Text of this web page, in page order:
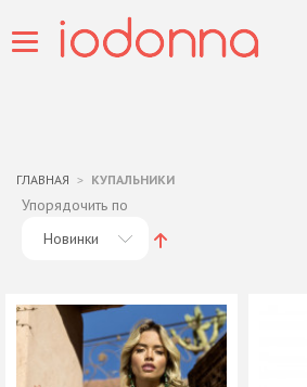
ГЛАВНАЯ КУПАЛЬНИКИ
Упорядочить по
Новинки